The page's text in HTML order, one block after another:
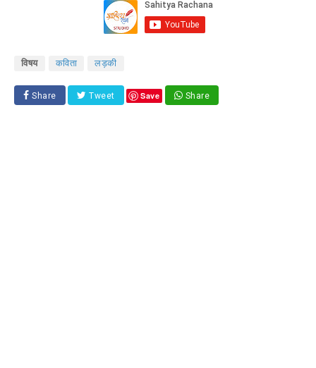
विषय कविता लड़की
Share Tweet Save Share